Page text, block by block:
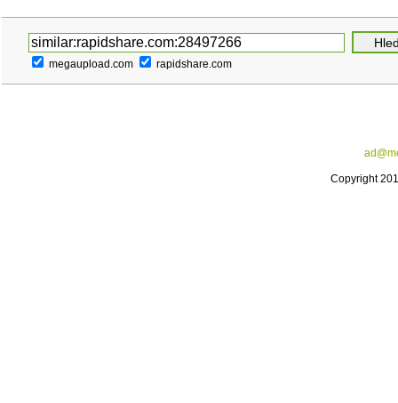
megaupload.com rapidshare.com
Copyright